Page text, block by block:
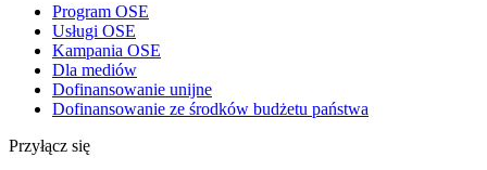
Program OSE
Usługi OSE
Kampania OSE
Dla mediów
Dofinansowanie unijne
Dofinansowanie ze środków budżetu państwa
Przyłącz się